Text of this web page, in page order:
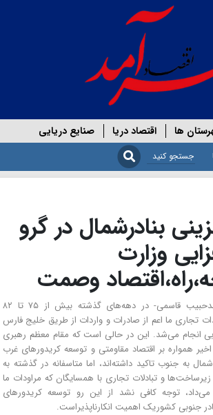
ها اقتصاد دریا صنایع دریایی
بنادرشمال در گرو
وزارت
وصمت
اقتصادسرآمدحبیب قاسمی- در دهه‌های گذشته بیش از ۷۵ تا ۸۲
تجاری ما اعم از صادرات و واردات از طریق خلیج فارس
انجام می‌شد. این در حالی است که مقام معظم رهبری
همواره بر اقتصاد مقاومتی و توسعه کریدورهای غرب
به جنوب تاکید داشته‌اند، اما متاسفانه در گذشته به
و تبادلات تجاری با همسایگان که مراودات ما
توجه کافی نشد از این رو توسعه کریدورهای
جنوبی کشوریک اهمیت انکارناپذیراست.